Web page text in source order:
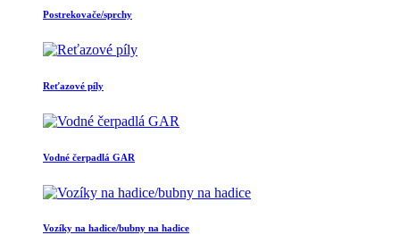
Postrekovače/sprchy
Reťazové píly
Vodné čerpadlá GAR
Vozíky na hadice/bubny na hadice